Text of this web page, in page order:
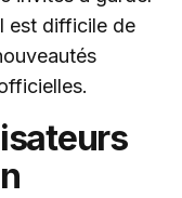
est difficile de